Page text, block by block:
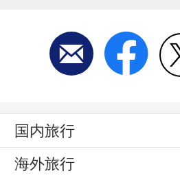
国内旅行
海外旅行